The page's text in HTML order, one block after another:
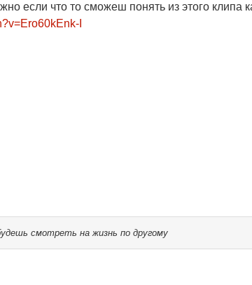
если что то сможеш понять из этого клипа
I
смотреть на жизнь по другому